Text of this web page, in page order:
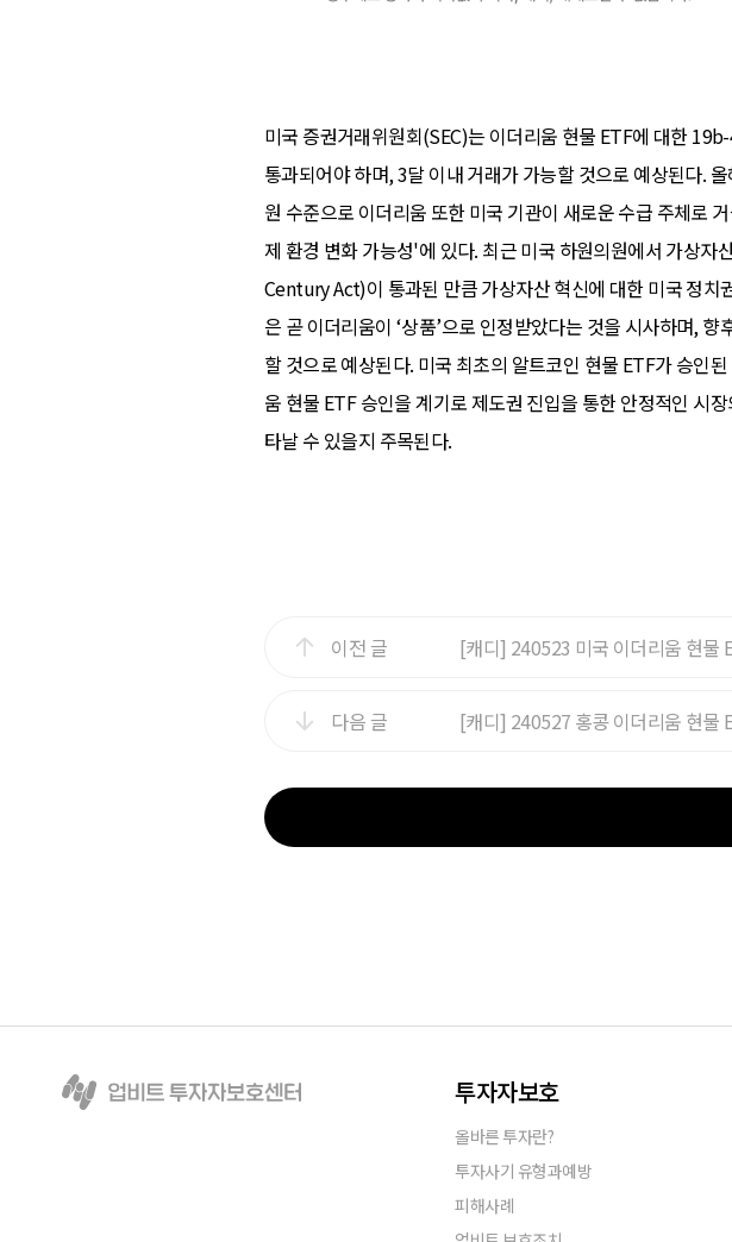
미국 증권거래위원회(SEC)는 이더리움 현물 ETF에 대한
통과되어야 하며, 3달 이내 거래가 가능할 것으로 예상된다.
원 수준으로 이더리움 또한 미국 기관이 새로운 수급 주체로
제 환경 변화 가능성'에 있다. 최근 미국 하원의원에서 가상
Century Act)이 통과된 만큼 가상자산 혁신에 대한 미국 정치
은 곧 이더리움이 ‘상품’으로 인정받았다는 것을 시사하며,
할 것으로 예상된다. 미국 최초의 알트코인 현물 ETF가 승인
움 현물 ETF 승인을 계기로 제도권 진입을 통한 안정적인 시
타날 수 있을지 주목된다.
이전 글 [캐디] 240523 미국 이더리움 현물
다음 글 [캐디] 240527 홍콩 이더리움 현물
투자자보호
올바른 투자란?
투자사기 유형과예방
피해사례